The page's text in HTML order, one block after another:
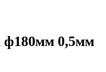
ф180мм 0,5мм